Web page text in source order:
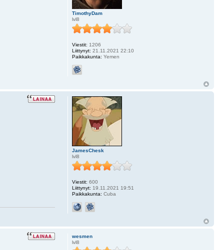
TimothyDam
lvl8
Viestit: 1206
Liittynyt: 21.11.2021 22:10
Paikkakunta: Yemen
JamesChesk
lvl8
Viestit: 600
Liittynyt: 19.11.2021 19:51
Paikkakunta: Cuba
wesmen
lvl8